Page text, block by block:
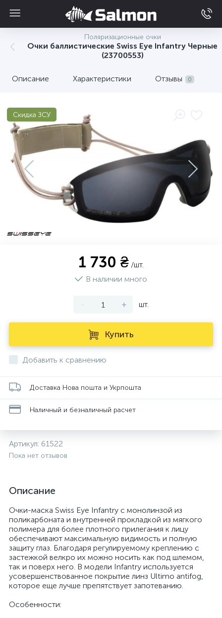
Поляризационные очки
Очки баллистические Swiss Eye Infantry Черные
(23700553)
Описание Характеристики Отзывы 0
Скидка ЗСУ
1 730 ₴ /шт.
В наличии много
- + шт.
Купить
Добавить к сравнению
Доставка Нова пошта и Укрпошта
Наличный и безналичный расчет
Артикул: 61522
Пока нет отзывов
Описание
Очки-маска Swiss Eye Infantry с монолинзой из
поликарбоната и внутренней прокладкой из мягкого
полимера для более плотного прилегания к лицу
обеспечивают максимальную видимость и полную
защиту глаз. Благодаря регулируемому креплению с
застежкой велкро их можно носить как под шлемом,
так и поверх него. В модели Infantry используется
усовершенствованное покрытие линз Ultimo antifog,
которое еще лучше препятствует запотеванию.
Особенности: